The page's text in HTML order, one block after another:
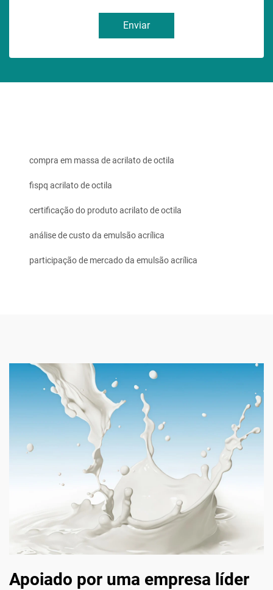
Enviar
compra em massa de acrilato de octila
fispq acrilato de octila
certificação do produto acrilato de octila
análise de custo da emulsão acrílica
participação de mercado da emulsão acrílica
Apoiado por uma empresa líder